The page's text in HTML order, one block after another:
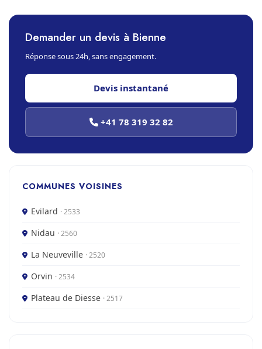
Demander un devis à Bienne
Réponse sous 24h, sans engagement.
Devis instantané
+41 78 319 32 82
COMMUNES VOISINES
Evilard · 2533
Nidau · 2560
La Neuveville · 2520
Orvin · 2534
Plateau de Diesse · 2517